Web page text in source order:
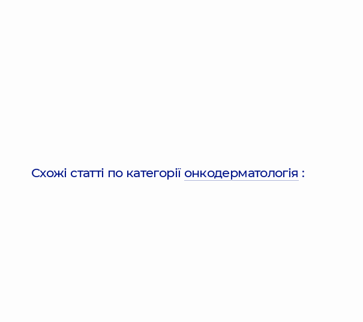
Схожі статті по категорії онкодерматологія :